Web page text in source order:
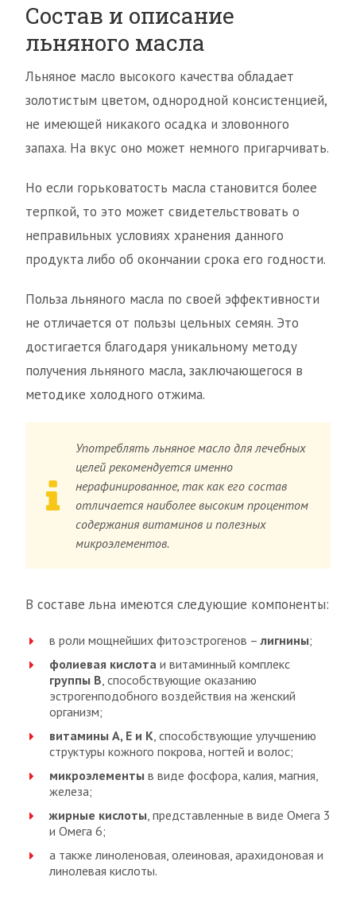
Состав и описание
льняного масла
Льняное масло высокого качества обладает
золотистым цветом, однородной консистенцией,
не имеющей никакого осадка и зловонного
запаха. На вкус оно может немного пригарчивать.
Но если горьковатость масла становится более
терпкой, то это может свидетельствовать о
неправильных условиях хранения данного
продукта либо об окончании срока его годности.
Польза льняного масла по своей эффективности
не отличается от пользы цельных семян. Это
достигается благодаря уникальному методу
получения льняного масла, заключающегося в
методике холодного отжима.
Употреблять льняное масло для лечебных
целей рекомендуется именно
нерафинированное, так как его состав
отличается наиболее высоким процентом
содержания витаминов и полезных
микроэлементов.
В составе льна имеются следующие компоненты:
в роли мощнейших фитоэстрогенов –лигнины;
фолиевая кислота и витаминный комплекс
группы В, способствующие оказанию
эстрогенподобного воздействия на женский
организм;
витамины А, Е и К, способствующие улучшению
структуры кожного покрова, ногтей и волос;
микроэлементы в виде фосфора, калия, магния,
железа;
жирные кислоты, представленные в виде Омега 3
и Омега 6;
а также линоленовая, олеиновая, арахидоновая и
линолевая кислоты.